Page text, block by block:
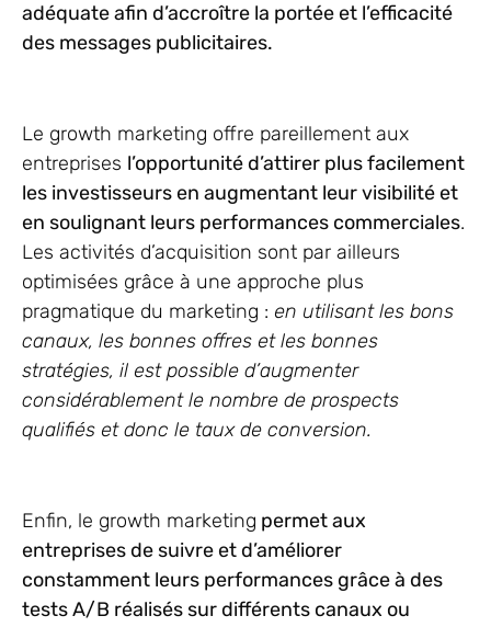
adéquate afin d’accroître la portée et l’efficacité
des messages publicitaires.
Le growth marketing offre pareillement aux
entreprises l’opportunité d’attirer plus facilement
les investisseurs en augmentant leur visibilité et
en soulignant leurs performances commerciales.
Les activités d’acquisition sont par ailleurs
optimisées grâce à une approche plus
pragmatique du marketing : en utilisant les bons
canaux, les bonnes offres et les bonnes
stratégies, il est possible d’augmenter
considérablement le nombre de prospects
qualifiés et donc le taux de conversion.
Enfin, le growth marketing permet aux
entreprises de suivre et d’améliorer
constamment leurs performances grâce à des
tests A/B réalisés sur différents canaux ou